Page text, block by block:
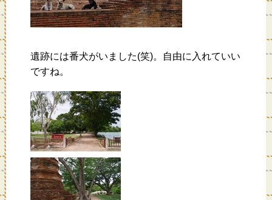
遺跡には番犬がいました(笑)。自由に入れていい
ですね。